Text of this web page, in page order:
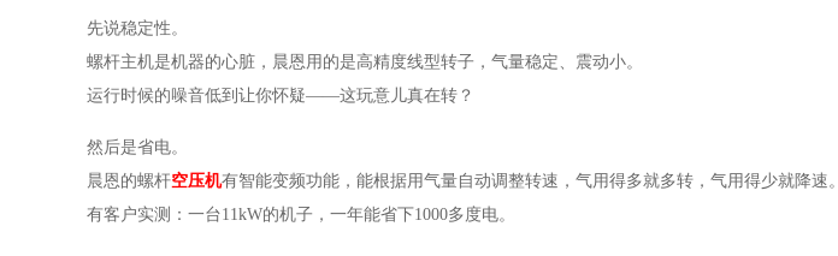
先说稳定性。
螺杆主机是机器的心脏，晨恩用的是高精度线型转子，气量稳定、震动小。
运行时候的噪音低到让你怀疑——这玩意儿真在转？
然后是省电。
晨恩的螺杆空压机有智能变频功能，能根据用气量自动调整转速，气用得多就多转，气用得少就降速。
有客户实测：一台11kW的机子，一年能省下1000多度电。